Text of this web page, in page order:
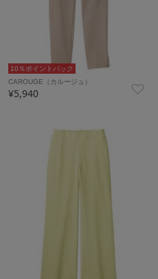
10％ポイントバック
CAROUGE（カルージュ）
¥5,940